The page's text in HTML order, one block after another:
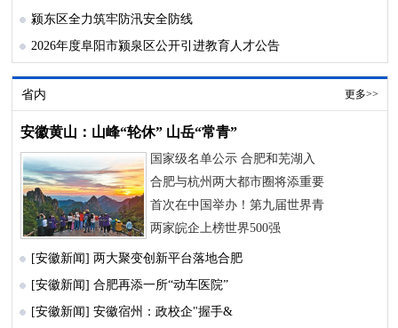
颍东区全力筑牢防汛安全防线
2026年度阜阳市颍泉区公开引进教育人才公告
更多>>
省内
安徽黄山：山峰“轮休” 山岳“常青”
国家级名单公示 合肥和芜湖入
合肥与杭州两大都市圈将添重要
首次在中国举办！第九届世界青
两家皖企上榜世界500强
[安徽新闻] 两大聚变创新平台落地合肥
[安徽新闻] 合肥再添一所“动车医院”
[安徽新闻] 安徽宿州：政校企"握手&